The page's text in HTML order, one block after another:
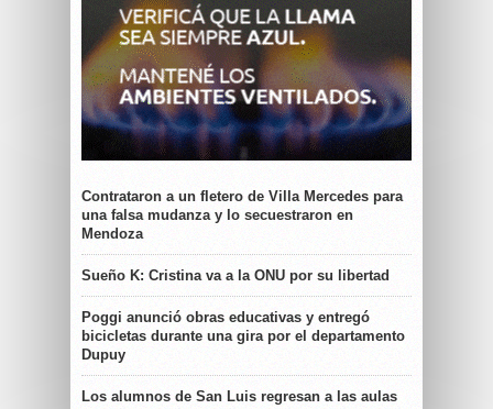
Contrataron a un fletero de Villa Mercedes para
una falsa mudanza y lo secuestraron en
Mendoza
Sueño K: Cristina va a la ONU por su libertad
Poggi anunció obras educativas y entregó
bicicletas durante una gira por el departamento
Dupuy
Los alumnos de San Luis regresan a las aulas